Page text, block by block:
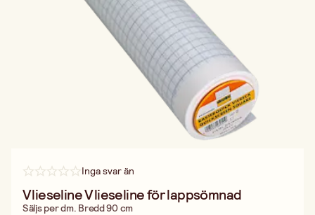
Inga svar än
Vlieseline Vlieseline för lappsömnad
Säljs per dm. Bredd 90 cm